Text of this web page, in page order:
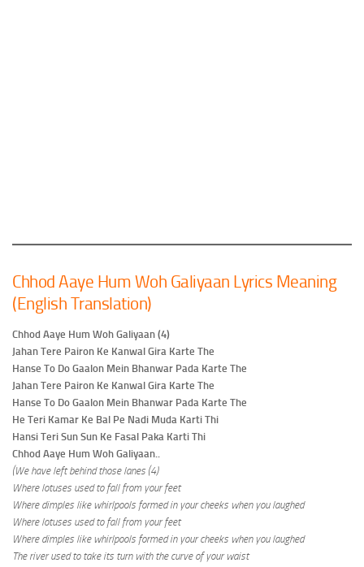
Chhod Aaye Hum Woh Galiyaan Lyrics Meaning
(English Translation)
Chhod Aaye Hum Woh Galiyaan (4)
Jahan Tere Pairon Ke Kanwal Gira Karte The
Hanse To Do Gaalon Mein Bhanwar Pada Karte The
Jahan Tere Pairon Ke Kanwal Gira Karte The
Hanse To Do Gaalon Mein Bhanwar Pada Karte The
He Teri Kamar Ke Bal Pe Nadi Muda Karti Thi
Hansi Teri Sun Sun Ke Fasal Paka Karti Thi
Chhod Aaye Hum Woh Galiyaan..
(We have left behind those lanes (4)
Where lotuses used to fall from your feet
Where dimples like whirlpools formed in your cheeks when you laughed
Where lotuses used to fall from your feet
Where dimples like whirlpools formed in your cheeks when you laughed
The river used to take its turn with the curve of your waist